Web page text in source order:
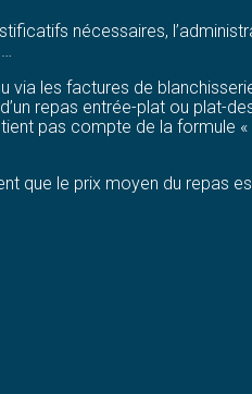
nécessaires,
les factures de
repas entrée-plat ou plat-
pas compte de la formule
que le prix moyen du repas